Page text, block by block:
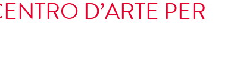
D’ARTE PER